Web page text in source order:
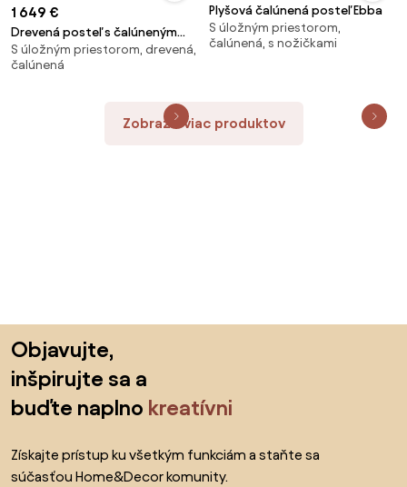
1 649 €
Drevená posteľ s čalúneným
záhlavím a zásuvkami Santiago
S úložným priestorom, drevená,
čalúnená
Plyšová čalúnená posteľ Ebba
S úložným priestorom,
čalúnená, s nožičkami
Zobraziť viac produktov
Objavujte,
inšpirujte sa a
buďte naplno kreatívni
Získajte prístup ku všetkým funkciám a staňte sa
súčasťou Home&Decor komunity.